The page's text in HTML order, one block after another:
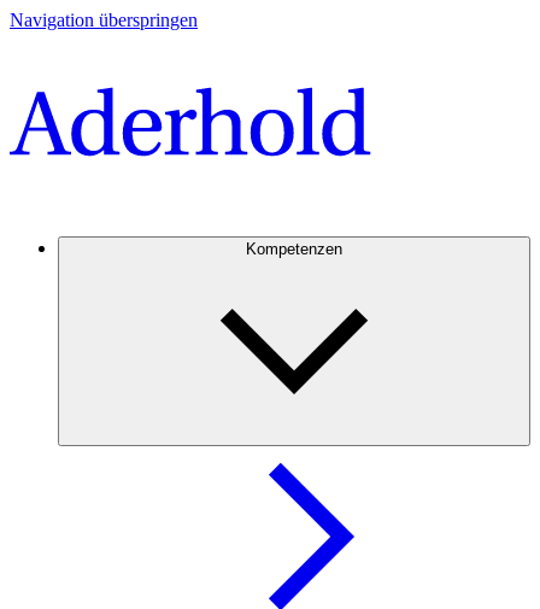
Navigation überspringen
Kompetenzen